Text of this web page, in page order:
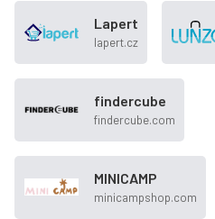
Lapert
lapert.cz
findercube
findercube.com
MINICAMP
minicampshop.com